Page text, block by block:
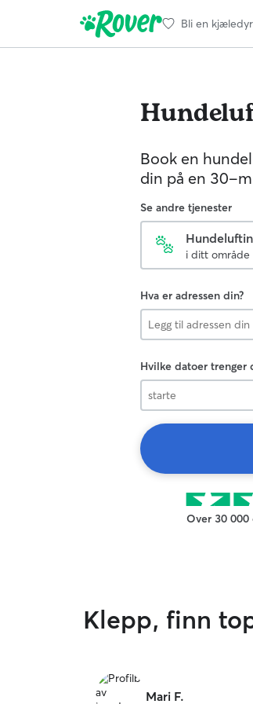
Bli en
Book en
din på en 30-
Se andre tjenester
i ditt område
Hva er adressen din?
Hvilke datoer trenger
starte
Over 30
Klepp, finn
Mari F.